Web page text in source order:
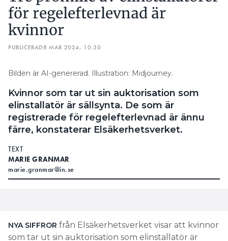
för regelefterlevnad är
kvinnor
PUBLICERAD8 MAR 2024, 10:30
Bilden är AI-genererad. Illustration: Midjourney.
Kvinnor som tar ut sin auktorisation som
elinstallatör är sällsynta. De som är
registrerade för regelefterlevnad är ännu
färre, konstaterar Elsäkerhetsverket.
TEXT
MARIE GRANMAR
marie.granmar@in.se
NYA SIFFROR från Elsäkerhetsverket visar att kvinnor
som tar ut sin auktorisation som elinstallatör är